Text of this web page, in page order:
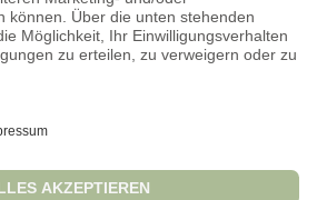
für Privatkunden. Alle Preise inkl. gesetzl.